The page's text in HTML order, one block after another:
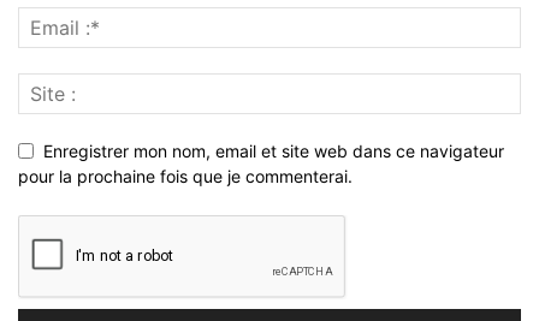
Enregistrer mon nom, email et site web dans ce navigateur
pour la prochaine fois que je commenterai.